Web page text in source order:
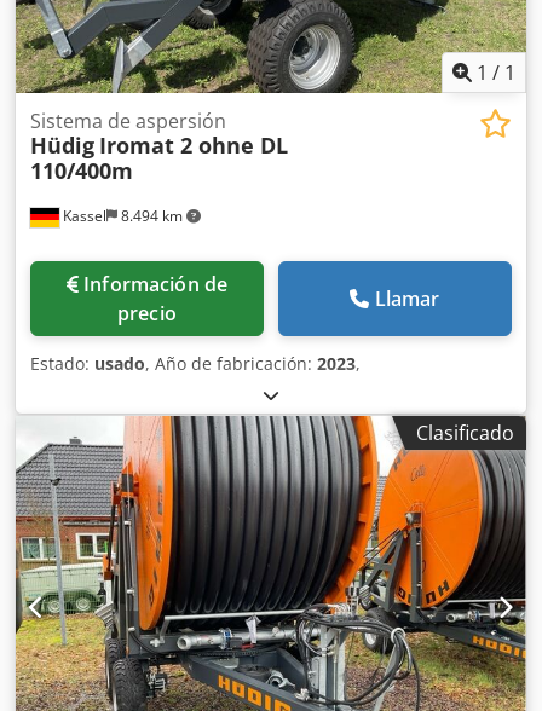
cita. Esperamos su visita. Su equipo Markus Hirsch
1 / 1
Kassel 8.494 km
Sistema de aspersión
Hüdig Iromat 2 ohne DL
110/400m
Información de
precio
Llamar
Estado: usado, Año de fabricación: 2023,
Clasificado